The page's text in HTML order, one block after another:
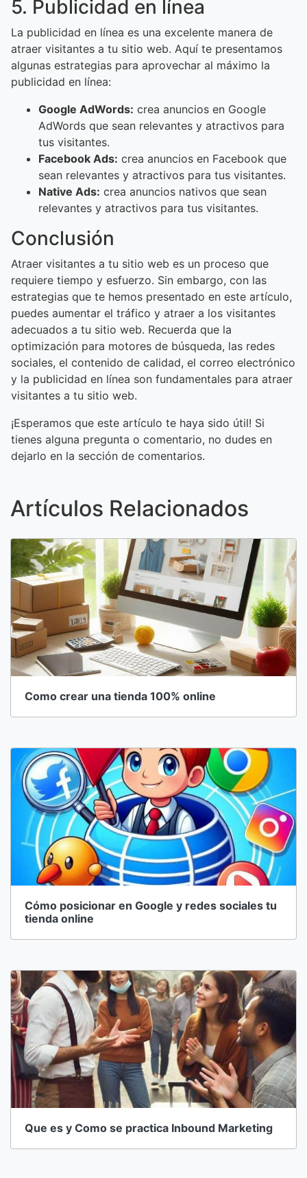
5. Publicidad en línea
La publicidad en línea es una excelente manera de
atraer visitantes a tu sitio web. Aquí te presentamos
algunas estrategias para aprovechar al máximo la
publicidad en línea:
Google AdWords: crea anuncios en Google
AdWords que sean relevantes y atractivos para
tus visitantes.
Facebook Ads: crea anuncios en Facebook que
sean relevantes y atractivos para tus visitantes.
Native Ads: crea anuncios nativos que sean
relevantes y atractivos para tus visitantes.
Conclusión
Atraer visitantes a tu sitio web es un proceso que
requiere tiempo y esfuerzo. Sin embargo, con las
estrategias que te hemos presentado en este artículo,
puedes aumentar el tráfico y atraer a los visitantes
adecuados a tu sitio web. Recuerda que la
optimización para motores de búsqueda, las redes
sociales, el contenido de calidad, el correo electrónico
y la publicidad en línea son fundamentales para atraer
visitantes a tu sitio web.
¡Esperamos que este artículo te haya sido útil! Si
tienes alguna pregunta o comentario, no dudes en
dejarlo en la sección de comentarios.
Artículos Relacionados
Como crear una tienda 100% online
Cómo posicionar en Google y redes sociales tu
tienda online
Que es y Como se practica Inbound Marketing